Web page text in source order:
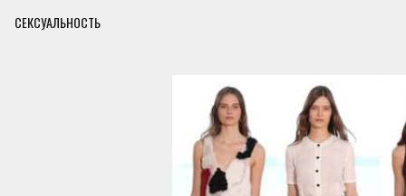
СЕКСУАЛЬНОСТЬ